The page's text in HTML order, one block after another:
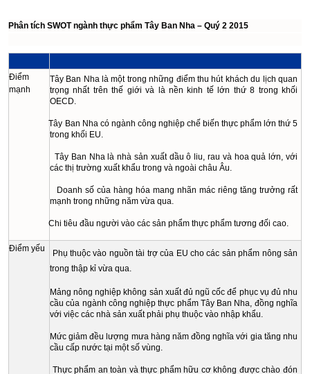
Phân tích SWOT ngành thực phẩm Tây Ban Nha – Quý 2 2015
Điểm
mạnh
Tây Ban Nha là một trong những điểm thu hút khách du lịch quan
trọng nhất trên thế giới và là nền kinh tế lớn thứ 8 trong khối
OECD.
Tây Ban Nha có ngành công nghiệp chế biến thực phẩm lớn thứ 5
trong khối EU.
Tây Ban Nha là nhà sản xuất dầu ô liu, rau và hoa quả lớn, với
các thị trường xuất khẩu trong và ngoài châu Âu.
Doanh số của hàng hóa mang nhãn mác riêng tăng trưởng rất
mạnh trong những năm vừa qua.
Chi tiêu đầu người vào các sản phẩm thực phẩm tương đối cao.
Điểm yếu
Phụ thuộc vào nguồn tài trợ của EU cho các sản phẩm nông sản
trong thập kỉ vừa qua.
Mảng nông nghiệp không sản xuất đủ ngũ cốc để phục vụ đủ nhu
cầu của ngành công nghiệp thực phẩm Tây Ban Nha, đồng nghĩa
với việc các nhà sản xuất phải phụ thuộc vào nhập khẩu.
Mức giảm đều lượng mưa hàng năm đồng nghĩa với gia tăng nhu
cầu cấp nước tại một số vùng.
Thực phẩm an toàn và thực phẩm hữu cơ không được chào đón